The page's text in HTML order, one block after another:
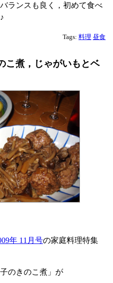
ランスも良く，初めて食べ
Tags: 料理 昼食
こ煮，じゃがいもとベ
年 11月号の家庭料理特集
のきのこ煮」が